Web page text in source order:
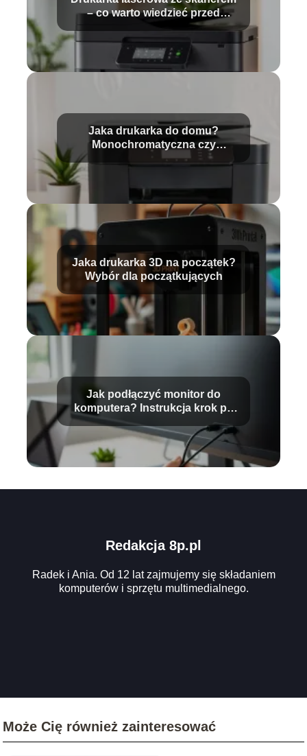
– co warto wiedzieć przed
Jaka drukarka do domu?
Monochromatyczna czy
kolorowa?
Jaka drukarka 3D na początek?
Wybór dla początkujących
Jak podłączyć monitor do
komputera? Instrukcja krok po
Redakcja 8p.pl
Radek i Ania. Od 12 lat zajmujemy się składaniem
komputerów i sprzętu multimedialnego.
Może Cię również zainteresować